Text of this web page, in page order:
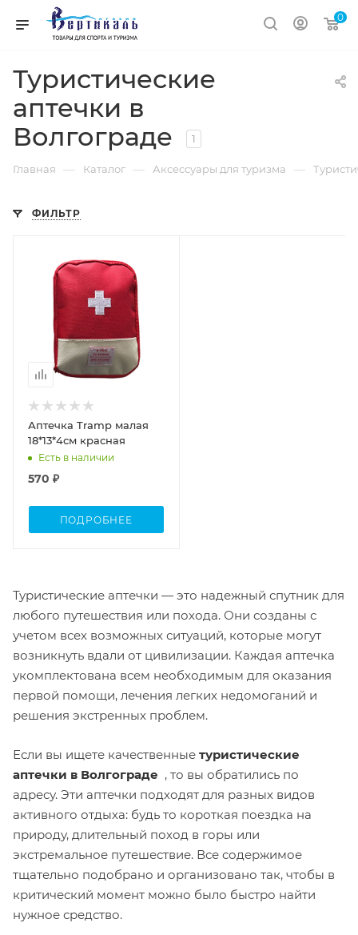
0
Туристические
аптечки в
Волгограде
1
Главная — Каталог — Аксессуары для туризма —
ФИЛЬТР
Аптечка Tramp малая
18*13*4см красная
Есть в наличии
570 ₽
ПОДРОБНЕЕ
Туристические аптечки — это надежный спутник для
любого путешествия или похода. Они созданы с
учетом всех возможных ситуаций, которые могут
возникнуть вдали от цивилизации. Каждая аптечка
укомплектована всем необходимым для оказания
первой помощи, лечения легких недомоганий и
решения экстренных проблем.
Если вы ищете качественные туристические
аптечки в Волгограде , то вы обратились по
адресу. Эти аптечки подходят для разных видов
активного отдыха: будь то короткая поездка на
природу, длительный поход в горы или
экстремальное путешествие. Все содержимое
тщательно подобрано и организовано так, чтобы в
критический момент можно было быстро найти
нужное средство.